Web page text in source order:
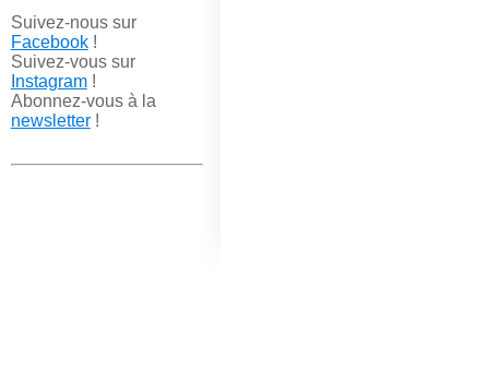
Suivez-nous sur
Facebook!
Suivez-vous sur
Instagram!
Abonnez-vous à la
newsletter!